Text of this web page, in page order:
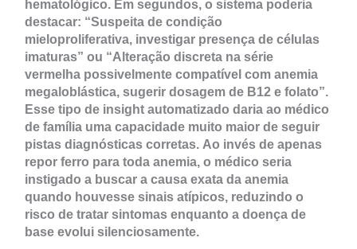
hematológico. Em segundos, o sistema poderia
destacar: “Suspeita de condição
mieloproliferativa, investigar presença de células
imaturas” ou “Alteração discreta na série
vermelha possivelmente compatível com anemia
megaloblástica, sugerir dosagem de B12 e folato”.
Esse tipo de insight automatizado daria ao médico
de família uma capacidade muito maior de seguir
pistas diagnósticas corretas. Ao invés de apenas
repor ferro para toda anemia, o médico seria
instigado a buscar a causa exata da anemia
quando houvesse sinais atípicos, reduzindo o
risco de tratar sintomas enquanto a doença de
base evolui silenciosamente.